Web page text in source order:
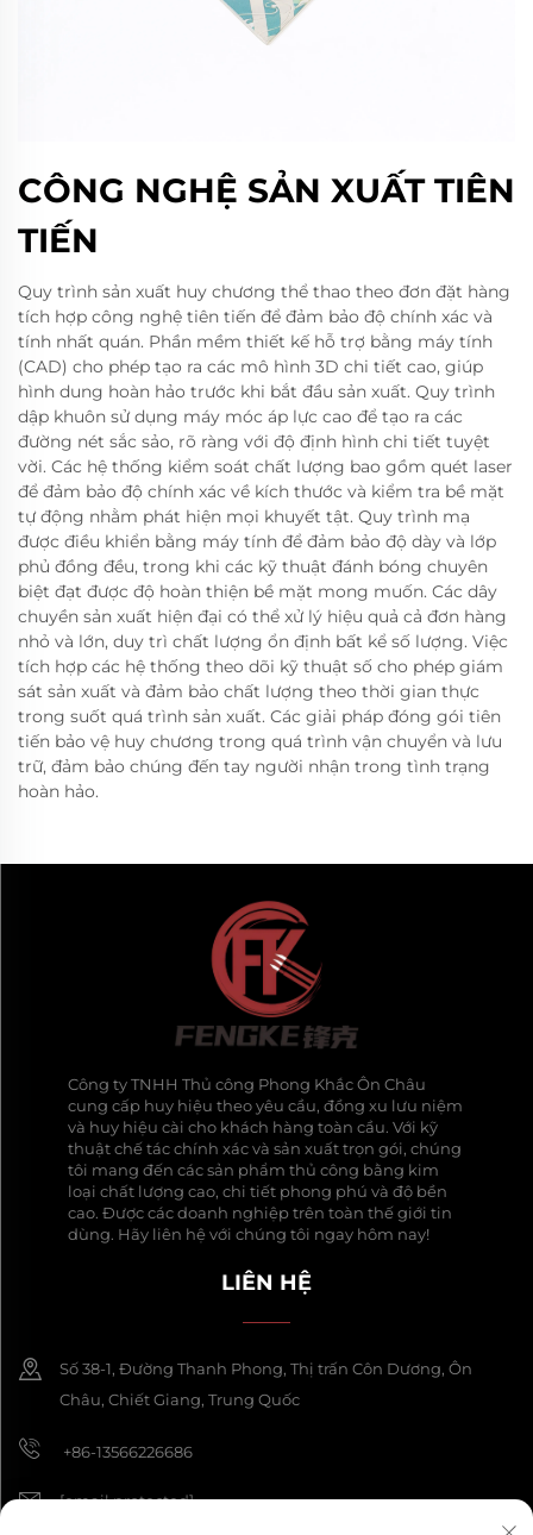
CÔNG NGHỆ SẢN XUẤT TIÊN
TIẾN
Quy trình sản xuất huy chương thể thao theo đơn đặt hàng
tích hợp công nghệ tiên tiến để đảm bảo độ chính xác và
tính nhất quán. Phần mềm thiết kế hỗ trợ bằng máy tính
(CAD) cho phép tạo ra các mô hình 3D chi tiết cao, giúp
hình dung hoàn hảo trước khi bắt đầu sản xuất. Quy trình
dập khuôn sử dụng máy móc áp lực cao để tạo ra các
đường nét sắc sảo, rõ ràng với độ định hình chi tiết tuyệt
vời. Các hệ thống kiểm soát chất lượng bao gồm quét laser
để đảm bảo độ chính xác về kích thước và kiểm tra bề mặt
tự động nhằm phát hiện mọi khuyết tật. Quy trình mạ
được điều khiển bằng máy tính để đảm bảo độ dày và lớp
phủ đồng đều, trong khi các kỹ thuật đánh bóng chuyên
biệt đạt được độ hoàn thiện bề mặt mong muốn. Các dây
chuyền sản xuất hiện đại có thể xử lý hiệu quả cả đơn hàng
nhỏ và lớn, duy trì chất lượng ổn định bất kể số lượng. Việc
tích hợp các hệ thống theo dõi kỹ thuật số cho phép giám
sát sản xuất và đảm bảo chất lượng theo thời gian thực
trong suốt quá trình sản xuất. Các giải pháp đóng gói tiên
tiến bảo vệ huy chương trong quá trình vận chuyển và lưu
trữ, đảm bảo chúng đến tay người nhận trong tình trạng
hoàn hảo.
Công ty TNHH Thủ công Phong Khắc Ôn Châu
cung cấp huy hiệu theo yêu cầu, đồng xu lưu niệm
và huy hiệu cài cho khách hàng toàn cầu. Với kỹ
thuật chế tác chính xác và sản xuất trọn gói, chúng
tôi mang đến các sản phẩm thủ công bằng kim
loại chất lượng cao, chi tiết phong phú và độ bền
cao. Được các doanh nghiệp trên toàn thế giới tin
dùng. Hãy liên hệ với chúng tôi ngay hôm nay!
LIÊN HỆ
Số 38-1, Đường Thanh Phong, Thị trấn Côn Dương, Ôn
Châu, Chiết Giang, Trung Quốc
+86-13566226686
[email protected]